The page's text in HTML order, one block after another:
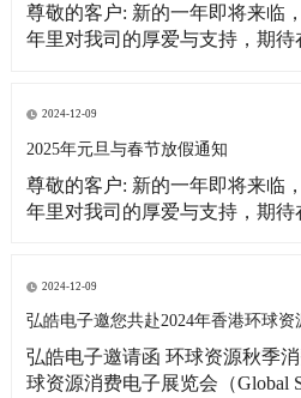
尊敬的客户: 新的一年即将来临，诚挚感谢贵司在过去一
年里对我司的厚爱与支持，期
单需求，提前做好春节期间物料
相关事宜通知如下: 1、元旦放假
2024-12-09
2025年元旦与春节放假通知
尊敬的客户: 新的一年即将来临
年里对我司的厚爱与支持，期
求，提前做好春节期间物料准备
事宜通知如下: 1、元旦放假时间
2024-12-09
弘皓电子邀您共赴2024年香港环球资
弘皓电子邀请函 环球资源秋季消
球资源消费电子展览会（Global